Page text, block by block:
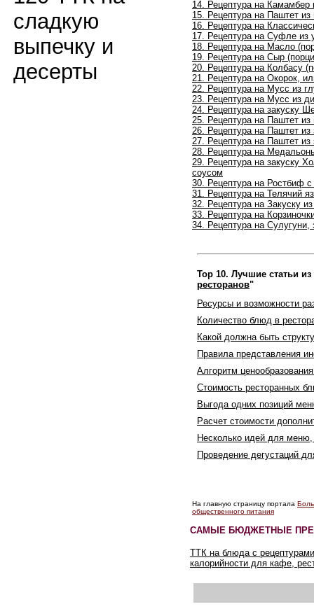
сладкую
выпечку и
десерты
14. Рецептура на
15. Рецептура на Паштет из
16. Рецептура на
17. Рецептура на Суфле из
18. Рецептура на Масло
19. Рецептура на Сыр
20. Рецептура на Колбасу
21. Рецептура на Окорок,
22. Рецептура на Мусс из
23. Рецептура на Мусс из
24. Рецептура на закуску
25. Рецептура на Паштет из
26. Рецептура на Паштет из
27. Рецептура на Паштет из
28. Рецептура на
29. Рецептура на закуску
соусом
30. Рецептура на Ростбиф
31. Рецептура на Телячий
32. Рецептура на Закуску
33. Рецептура на
34. Рецептура на Сулугуни,
Top 10. Лучшие статьи из
ресторанов"
Ресурсы и возможности
Количество блюд в
Какой должна быть
Правила представления
Алгоритм
Стоимость ресторанных
Выгода одних позиций
Расчет стоимости
Несколько идей для
Проведение дегустаций
На главную страницу портала
общественного питания
САМЫЕ БЮДЖЕТНЫЕ
ТТК на блюда с
калорийности для кафе,